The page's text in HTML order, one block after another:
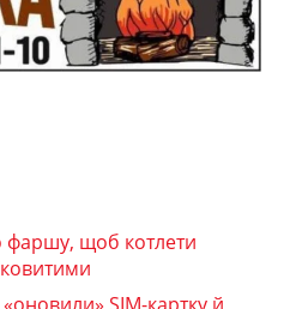
фаршу, щоб котлети